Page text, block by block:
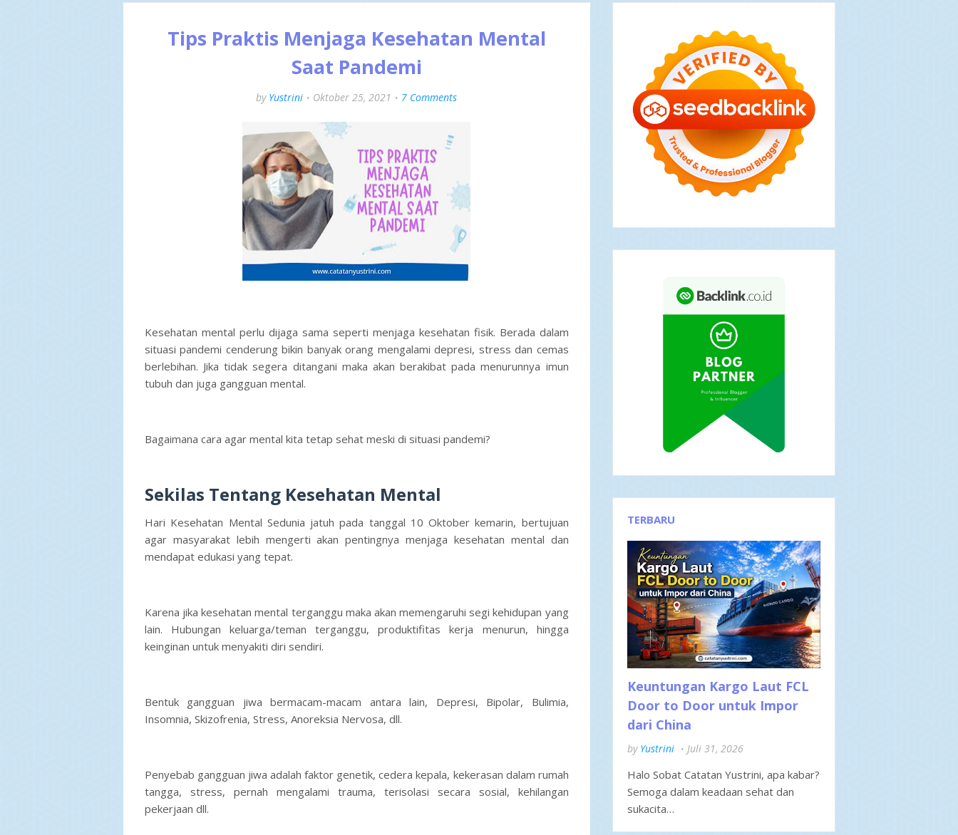
Tips Praktis Menjaga Kesehatan Mental
Saat Pandemi
by Yustrini Oktober 25, 2021 7 Comments
Kesehatan mental perlu dijaga sama seperti menjaga kesehatan fisik. Berada dalam
situasi pandemi cenderung bikin banyak orang mengalami depresi, stress dan cemas
berlebihan. Jika tidak segera ditangani maka akan berakibat pada menurunnya imun
tubuh dan juga gangguan mental.
Bagaimana cara agar mental kita tetap sehat meski di situasi pandemi?
Sekilas Tentang Kesehatan Mental
Hari Kesehatan Mental Sedunia jatuh pada tanggal 10 Oktober kemarin, bertujuan
agar masyarakat lebih mengerti akan pentingnya menjaga kesehatan mental dan
mendapat edukasi yang tepat.
Karena jika kesehatan mental terganggu maka akan memengaruhi segi kehidupan yang
lain. Hubungan keluarga/teman terganggu, produktifitas kerja menurun, hingga
keinginan untuk menyakiti diri sendiri.
Bentuk gangguan jiwa bermacam-macam antara lain, Depresi, Bipolar, Bulimia,
Insomnia, Skizofrenia, Stress, Anoreksia Nervosa, dll.
Penyebab gangguan jiwa adalah faktor genetik, cedera kepala, kekerasan dalam rumah
tangga, stress, pernah mengalami trauma, terisolasi secara sosial, kehilangan
pekerjaan dll.
TERBARU
Keuntungan Kargo Laut FCL
Door to Door untuk Impor
dari China
by Yustrini Juli 31, 2026
Halo Sobat Catatan Yustrini, apa kabar?
Semoga dalam keadaan sehat dan
sukacita…